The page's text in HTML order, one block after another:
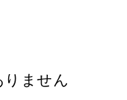
りません